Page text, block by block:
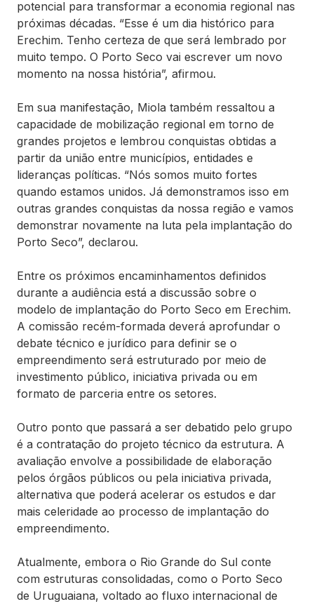
potencial para transformar a economia regional nas
próximas décadas. “Esse é um dia histórico para
Erechim. Tenho certeza de que será lembrado por
muito tempo. O Porto Seco vai escrever um novo
momento na nossa história”, afirmou.
Em sua manifestação, Miola também ressaltou a
capacidade de mobilização regional em torno de
grandes projetos e lembrou conquistas obtidas a
partir da união entre municípios, entidades e
lideranças políticas. “Nós somos muito fortes
quando estamos unidos. Já demonstramos isso em
outras grandes conquistas da nossa região e vamos
demonstrar novamente na luta pela implantação do
Porto Seco”, declarou.
Entre os próximos encaminhamentos definidos
durante a audiência está a discussão sobre o
modelo de implantação do Porto Seco em Erechim.
A comissão recém-formada deverá aprofundar o
debate técnico e jurídico para definir se o
empreendimento será estruturado por meio de
investimento público, iniciativa privada ou em
formato de parceria entre os setores.
Outro ponto que passará a ser debatido pelo grupo
é a contratação do projeto técnico da estrutura. A
avaliação envolve a possibilidade de elaboração
pelos órgãos públicos ou pela iniciativa privada,
alternativa que poderá acelerar os estudos e dar
mais celeridade ao processo de implantação do
empreendimento.
Atualmente, embora o Rio Grande do Sul conte
com estruturas consolidadas, como o Porto Seco
de Uruguaiana, voltado ao fluxo internacional de